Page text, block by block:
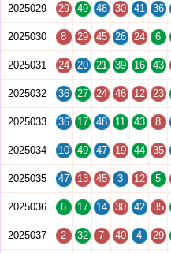
2025029 29 49 48 30 41 36
2025030 8 29 45 26 24 6
2025031 24 20 21 39 16 43
2025032 36 27 24 46 12 23
2025033 36 17 48 11 43 8
2025034 10 49 47 19 44 35
2025035 47 13 45 3 12 5
2025036 6 17 14 30 42 35
2025037 2 32 7 40 4 29